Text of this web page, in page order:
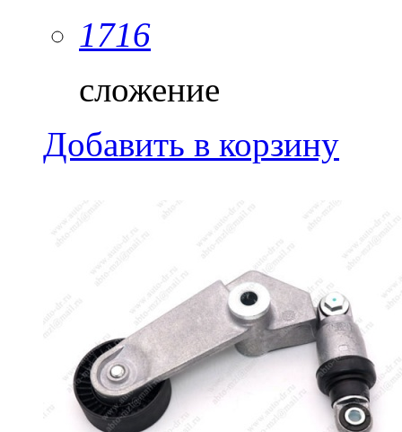
1716
сложение
Добавить в корзину